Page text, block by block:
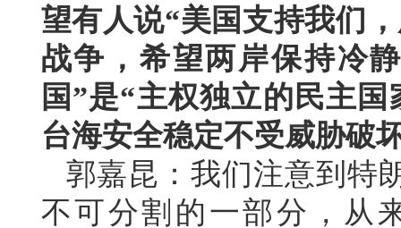
望有人说“美国支持我们
战争，希望两岸保持冷
国”是“主权独立的民主
台海安全稳定不受威胁破
郭嘉昆：我们注意到特
不可分割的一部分，从